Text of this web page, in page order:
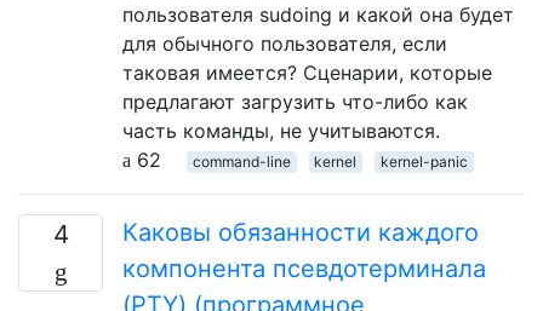
пользователя sudoing и какой она будет
для обычного пользователя, если
таковая имеется? Сценарии, которые
предлагают загрузить что-либо как
часть команды, не учитываются.
62
command-line kernel kernel-panic
4
Каковы обязанности каждого
компонента псевдотерминала
(PTY) (программное